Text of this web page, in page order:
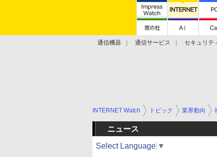
通信機器 通信サービス セキュリテ
INTERNET Watch トピック 業界動向
ニュース
Select Language ▼